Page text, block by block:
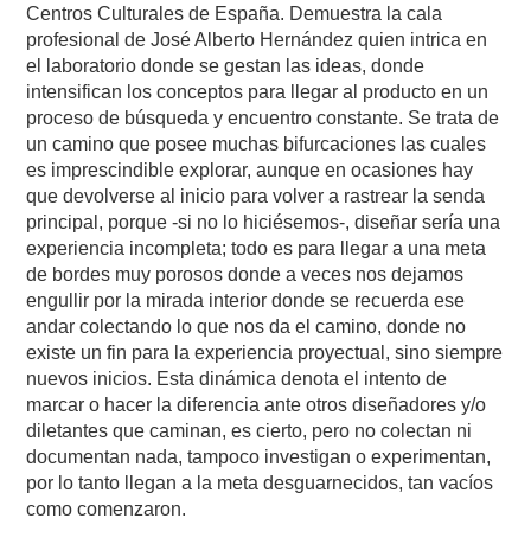
Centros Culturales de España. Demuestra la cala
profesional de José Alberto Hernández quien intrica en
el laboratorio donde se gestan las ideas, donde
intensifican los conceptos para llegar al producto en un
proceso de búsqueda y encuentro constante. Se trata de
un camino que posee muchas bifurcaciones las cuales
es imprescindible explorar, aunque en ocasiones hay
que devolverse al inicio para volver a rastrear la senda
principal, porque -si no lo hiciésemos-, diseñar sería una
experiencia incompleta; todo es para llegar a una meta
de bordes muy porosos donde a veces nos dejamos
engullir por la mirada interior donde se recuerda ese
andar colectando lo que nos da el camino, donde no
existe un fin para la experiencia proyectual, sino siempre
nuevos inicios. Esta dinámica denota el intento de
marcar o hacer la diferencia ante otros diseñadores y/o
diletantes que caminan, es cierto, pero no colectan ni
documentan nada, tampoco investigan o experimentan,
por lo tanto llegan a la meta desguarnecidos, tan vacíos
como comenzaron.